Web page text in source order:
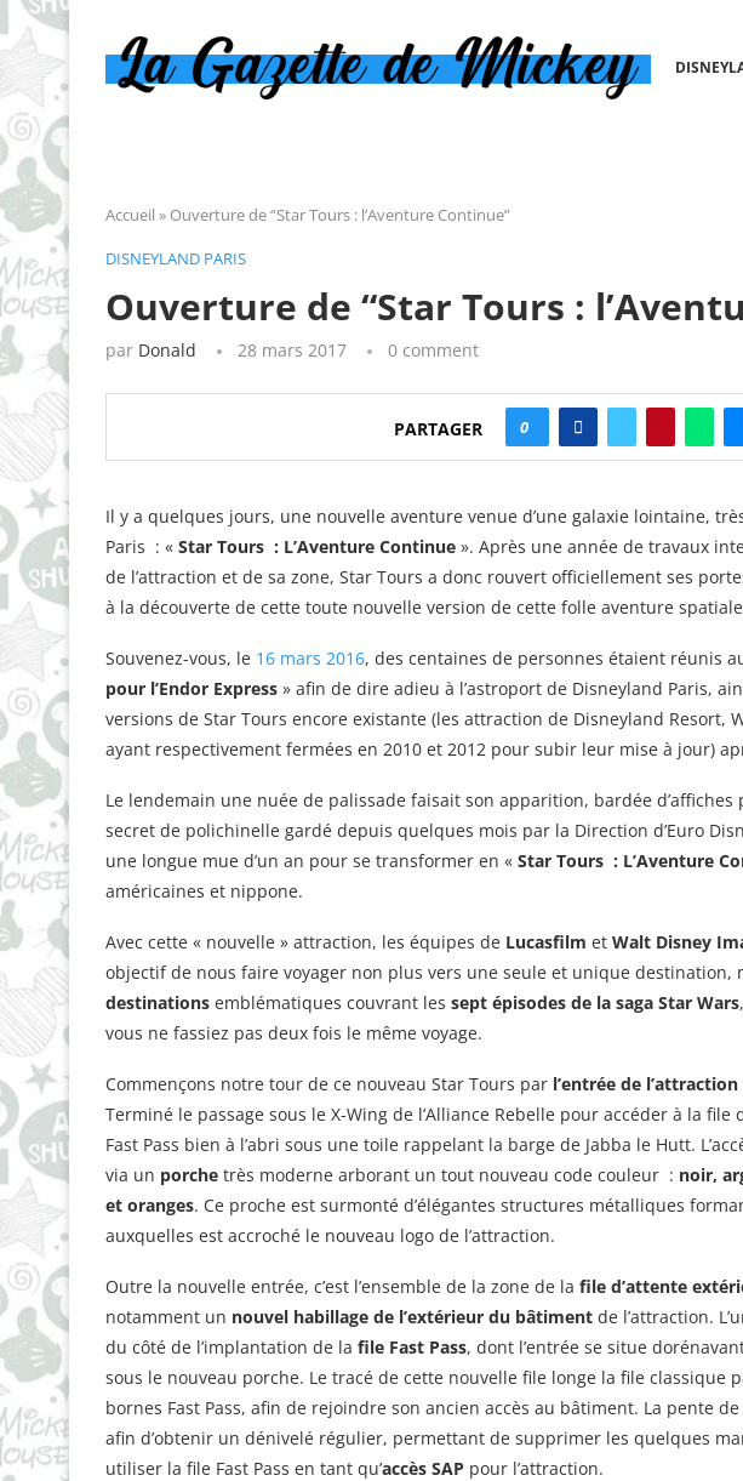
Accueil » Ouverture de “Star Tours : l’Aventure Continue”
DISNEYLAND PARIS
Ouverture de “Star Tours :
par Donald 28 mars 2017 0 comment
PARTAGER 0
Il y a quelques jours, une nouvelle aventure venue d’une galaxie lointaine,
Paris : « Star Tours : L’Aventure Continue ». Après une année de travaux
de l’attraction et de sa zone, Star Tours a donc rouvert officiellement ses
à la découverte de cette toute nouvelle version de cette folle aventure
Souvenez-vous, le 16 mars 2016, des centaines de personnes étaient réunis
pour l’Endor Express » afin de dire adieu à l’astroport de Disneyland Paris,
versions de Star Tours encore existante (les attraction de Disneyland Resort,
ayant respectivement fermées en 2010 et 2012 pour subir leur mise à jour)
Le lendemain une nuée de palissade faisait son apparition, bardée
secret de polichinelle gardé depuis quelques mois par la Direction d’Euro
une longue mue d’un an pour se transformer en « Star Tours : L’Aventure
américaines et nippone.
Avec cette « nouvelle » attraction, les équipes de Lucasfilm et Walt Disney
objectif de nous faire voyager non plus vers une seule et unique destination,
destinations emblématiques couvrant les sept épisodes de la saga Star Wars
vous ne fassiez pas deux fois le même voyage.
Commençons notre tour de ce nouveau Star Tours par l’entrée de l’attraction
Terminé le passage sous le X-Wing de l’Alliance Rebelle pour accéder à la
Fast Pass bien à l’abri sous une toile rappelant la barge de Jabba le Hutt.
via un porche très moderne arborant un tout nouveau code couleur : noir,
et oranges. Ce proche est surmonté d’élégantes structures métalliques
auxquelles est accroché le nouveau logo de l’attraction.
Outre la nouvelle entrée, c’est l’ensemble de la zone de la file d’attente
notamment un nouvel habillage de l’extérieur du bâtiment de l’attraction.
du côté de l’implantation de la file Fast Pass, dont l’entrée se situe
sous le nouveau porche. Le tracé de cette nouvelle file longe la file classique
bornes Fast Pass, afin de rejoindre son ancien accès au bâtiment. La pente
afin d’obtenir un dénivelé régulier, permettant de supprimer les quelques
utiliser la file Fast Pass en tant qu’accès SAP pour l’attraction.